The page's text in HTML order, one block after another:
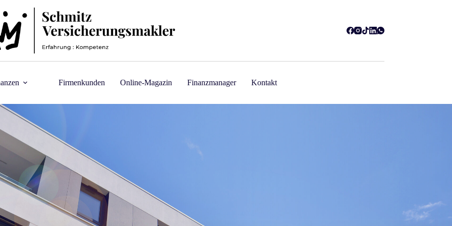
Firmenkunden Online-Magazin Finanzmanager Kontakt